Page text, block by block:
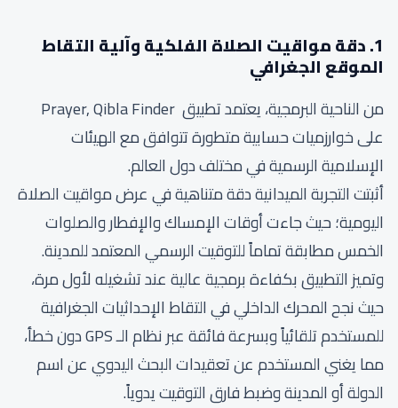
1. دقة مواقيت الصلاة الفلكية وآلية التقاط
الموقع الجغرافي
من الناحية البرمجية، يعتمد تطبيق Prayer, Qibla Finder
على خوارزميات حسابية متطورة تتوافق مع الهيئات
الإسلامية الرسمية في مختلف دول العالم.
أثبتت التجربة الميدانية دقة متناهية في عرض مواقيت الصلاة
اليومية؛ حيث جاءت أوقات الإمساك والإفطار والصلوات
الخمس مطابقة تماماً للتوقيت الرسمي المعتمد للمدينة.
وتميز التطبيق بكفاءة برمجية عالية عند تشغيله لأول مرة،
حيث نجح المحرك الداخلي في التقاط الإحداثيات الجغرافية
للمستخدم تلقائياً وبسرعة فائقة عبر نظام الـ GPS دون خطأ،
مما يغني المستخدم عن تعقيدات البحث اليدوي عن اسم
الدولة أو المدينة وضبط فارق التوقيت يدوياً.